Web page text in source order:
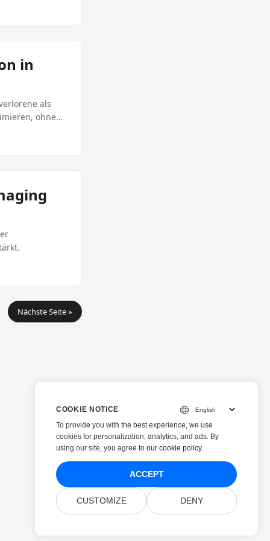
in
als
ohne
Nächste Seite »
COOKIE NOTICE
To provide you with the best experience, we use
cookies for personalization, analytics, and ads. By
using our site, you agree to our cookie policy.
ACCEPT
CUSTOMIZE DENY